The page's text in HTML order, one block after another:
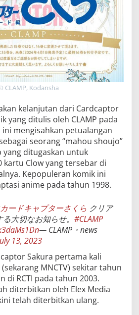
CLAMP, Kodansha
kelanjutan dari Cardcaptor
yang ditulis oleh CLAMP pada
mengisahkan petualangan
seorang “mahou shoujo”
ditugaskan untuk
kartu Clow yang tersebar di
Kepopuleran komik ini
anime pada tahun 1998.
ードキャプターさくら クリア
大切なお知らせ。 #CLAMP
— CLAMP・news
13, 2023
Sakura pertama kali
MNCTV) sekitar tahun
di RCTI pada tahun 2003.
diterbitkan oleh Elex Media
telah diterbitkan ulang.